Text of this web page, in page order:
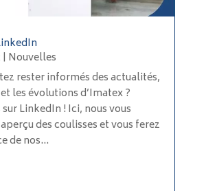
| Nouvelles
rester informés des actualités,
les évolutions d’Imatex ?
LinkedIn ! Ici, nous vous
des coulisses et vous ferez
de nos...